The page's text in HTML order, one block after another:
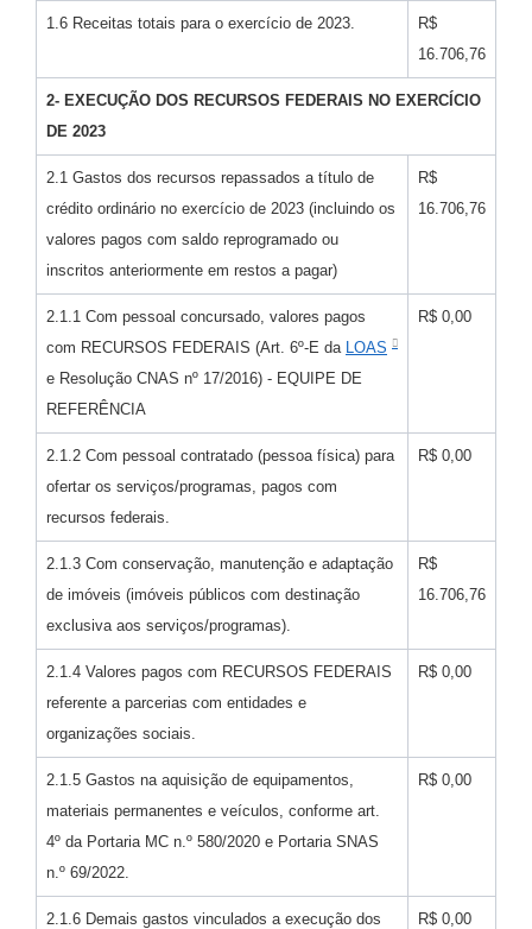
1.6 Receitas totais para o exercício de 2023.
R$
16.706,76
2- EXECUÇÃO DOS RECURSOS FEDERAIS NO EXERCÍCIO
DE 2023
2.1 Gastos dos recursos repassados a título de
crédito ordinário no exercício de 2023 (incluindo os
valores pagos com saldo reprogramado ou
inscritos anteriormente em restos a pagar)
R$
16.706,76
2.1.1 Com pessoal concursado, valores pagos
com RECURSOS FEDERAIS (Art. 6º-E da LOAS
e Resolução CNAS nº 17/2016) - EQUIPE DE
REFERÊNCIA
R$ 0,00
2.1.2 Com pessoal contratado (pessoa física) para
ofertar os serviços/programas, pagos com
recursos federais.
R$ 0,00
2.1.3 Com conservação, manutenção e adaptação
de imóveis (imóveis públicos com destinação
exclusiva aos serviços/programas).
R$
16.706,76
2.1.4 Valores pagos com RECURSOS FEDERAIS
referente a parcerias com entidades e
organizações sociais.
R$ 0,00
2.1.5 Gastos na aquisição de equipamentos,
materiais permanentes e veículos, conforme art.
4º da Portaria MC n.º 580/2020 e Portaria SNAS
n.º 69/2022.
R$ 0,00
2.1.6 Demais gastos vinculados a execução dos
R$ 0,00